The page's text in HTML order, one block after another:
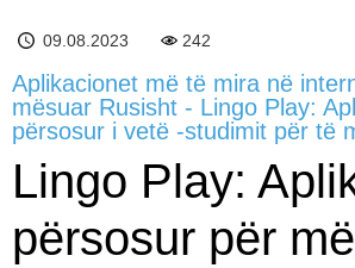
09.08.2023 242
Aplikacionet më të mira në
mësuar Rusisht - Lingo Play:
përsosur i vetë -studimit për të
Lingo Play:
përsosur për